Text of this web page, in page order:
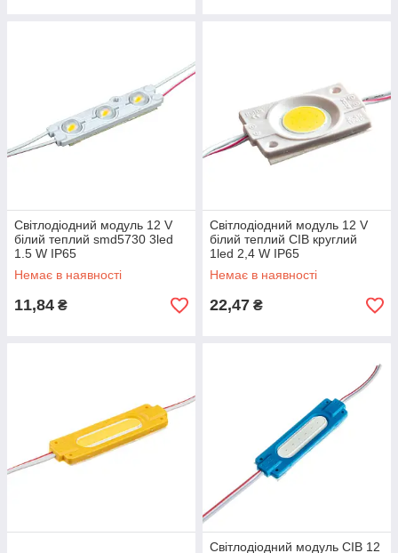
Світлодіодний модуль 12 V
білий теплий smd5730 3led
1.5 W IP65
Немає в наявності
11,84 ₴
Світлодіодний модуль 12 V
білий теплий СІВ круглий
1led 2,4 W IP65
Немає в наявності
22,47 ₴
Світлодіодний модуль СІВ 12